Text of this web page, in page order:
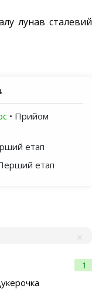
лунав сталевий
• Прийом
етап
етап
1